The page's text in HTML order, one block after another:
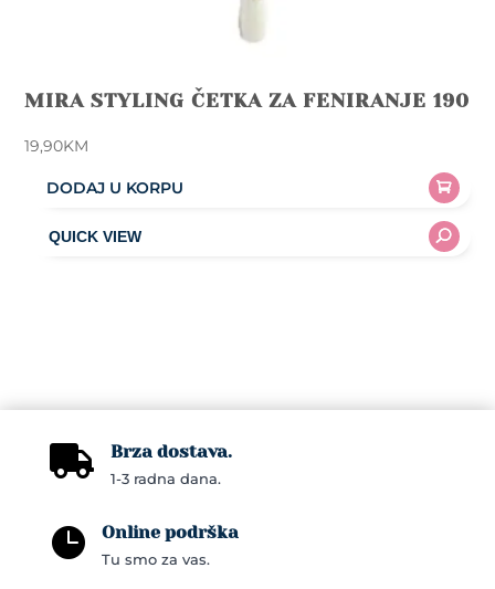
MIRA STYLING ČETKA ZA FENIRANJE 190
19,90KM
DODAJ U KORPU
 Brza dostava.
1-3 radna dana.
 Online podrška
Tu smo za vas.